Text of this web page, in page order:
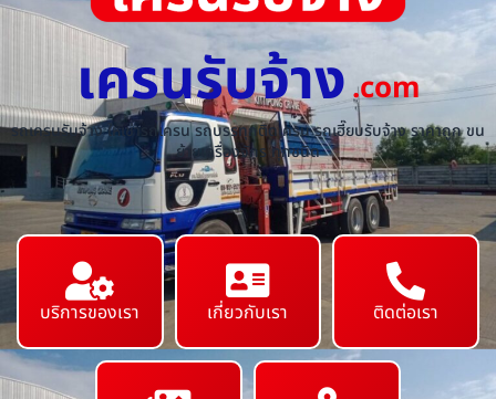
เครนรับจ้าง.com
รถเครนรับจ้าง ให้เช่ารถเครน รถบรรทุกติดเครน รถเฮี๊ยบรับจ้าง ราคาถูก ขน
ย้ายเครื่องจักร ทุกชนิด
บริการของเรา เกี่ยวกับเรา ติดต่อเรา